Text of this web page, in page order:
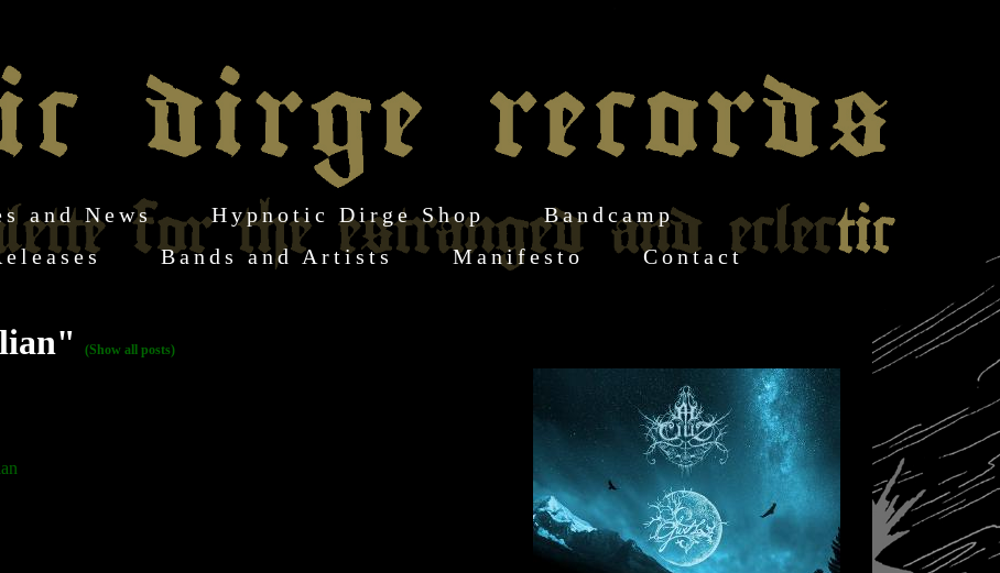
and News Hypnotic Dirge Shop
Bandcamp
Bands and Artists Manifesto Contact
(Show all posts)